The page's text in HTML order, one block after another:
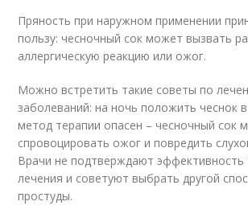
Пряность при наружном применении
пользу: чесночный сок может вызвать
аллергическую реакцию или ожог.
Можно встретить такие советы по
заболеваний: на ночь положить чеснок
метод терапии опасен – чесночный сок
спровоцировать ожог и повредить
Врачи не подтверждают эффективность
лечения и советуют выбрать другой
простуды.